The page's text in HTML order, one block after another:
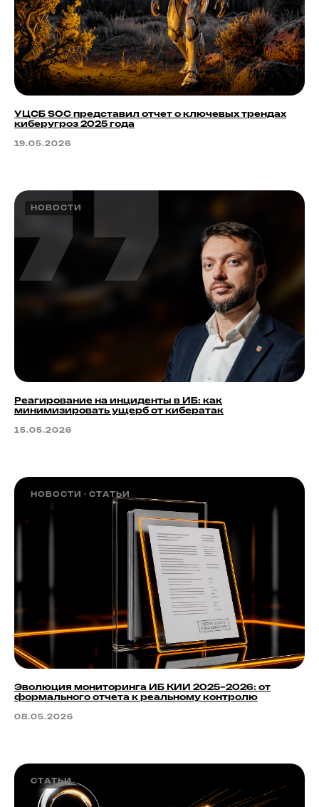
УЦСБ SOC представил отчет о ключевых трендах
киберугроз 2025 года
19.05.2026
НОВОСТИ
Реагирование на инциденты в ИБ: как
минимизировать ущерб от кибератак
15.05.2026
НОВОСТИ СТАТЬИ
Эволюция мониторинга ИБ КИИ 2025–2026: от
формального отчета к реальному контролю
08.05.2026
СТАТЬИ